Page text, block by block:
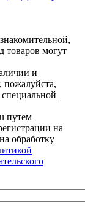
товаров могут
и
пожалуйста,
специальной
путем
на
обработку